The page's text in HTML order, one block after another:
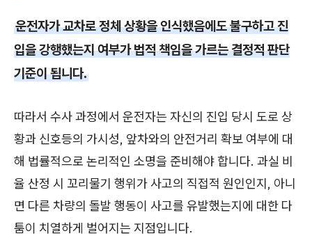
운전자가 교차로 정체 상황을 인식했음에도 불구하고 진
입을 강행했는지 여부가 법적 책임을 가르는 결정적 판단
기준이 됩니다.
따라서 수사 과정에서 운전자는 자신의 진입 당시 도로 상
황과 신호등의 가시성, 앞차와의 안전거리 확보 여부에 대
해 법률적으로 논리적인 소명을 준비해야 합니다. 과실 비
율 산정 시 꼬리물기 행위가 사고의 직접적 원인인지, 아니
면 다른 차량의 돌발 행동이 사고를 유발했는지에 대한 다
툼이 치열하게 벌어지는 지점입니다.